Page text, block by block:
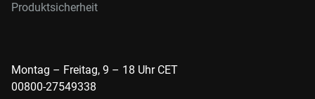
Produktsicherheit
Montag – Freitag, 9 – 18 Uhr CET
00800-27549338